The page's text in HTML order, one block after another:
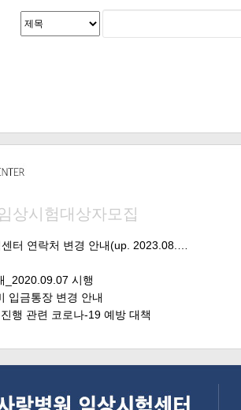
상시험대상자모집
터 연락처 변경 안내(up. 2023.08.…
_2020.09.07 시행
입금통장 변경 안내
행 관련 코로나-19 예방 대책